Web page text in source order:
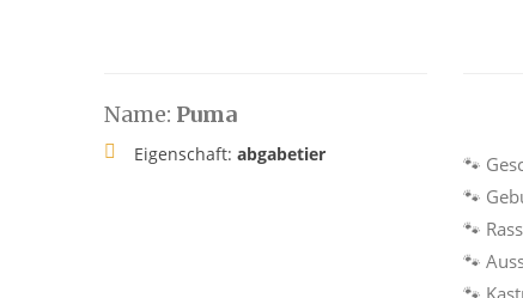
Name: Puma
Eigenschaft: abgabetier 🐾
🐾
🐾
🐾
🐾